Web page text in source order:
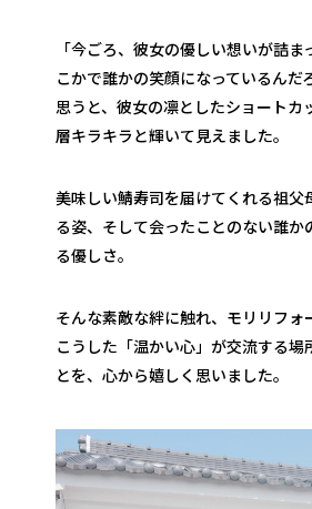
「今ごろ、彼女の優しい想いが詰
こかで誰かの笑顔になっているん
思うと、彼女の凛としたショートカ
層キラキラと輝いて見えました。
美味しい鯖寿司を届けてくれる祖父
る姿、そして会ったことのない誰か
る優しさ。
そんな素敵な絆に触れ、モリリフォ
こうした「温かい心」が交流する場
とを、心から嬉しく思いました。